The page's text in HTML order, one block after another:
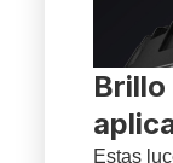
Estas